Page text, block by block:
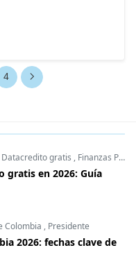
4
Datacredito gratis , Finanzas Personales
gratis en 2026: Guía
Colombia , Presidente
2026: fechas clave de